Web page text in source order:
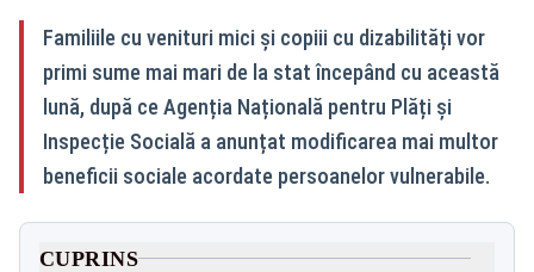
Familiile cu venituri mici și copiii cu dizabilități vor
primi sume mai mari de la stat începând cu această
lună, după ce Agenția Națională pentru Plăți și
Inspecție Socială a anunțat modificarea mai multor
beneficii sociale acordate persoanelor vulnerabile.
CUPRINS